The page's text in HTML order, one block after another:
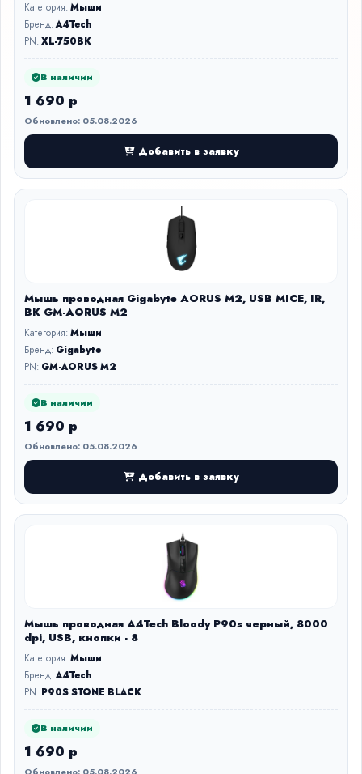
Категория:Мыши
Бренд:A4Tech
PN:XL-750BK
В наличии
1 690 р
Обновлено: 05.08.2026
Добавить в заявку
Мышь проводная Gigabyte AORUS M2, USB MICE, IR,
BK GM-AORUS M2
Категория:Мыши
Бренд: Gigabyte
PN: GM-AORUS M2
В наличии
1 690 р
Обновлено: 05.08.2026
Добавить в заявку
Мышь проводная A4Tech Bloody P90s черный, 8000
dpi, USB, кнопки - 8
Категория:Мыши
Бренд:A4Tech
PN: P90S STONE BLACK
В наличии
1 690 р